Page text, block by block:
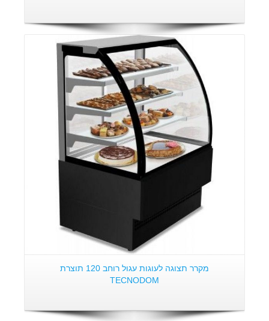
פרטים:
מקרר תצוגה לעוגות עגול רוחב 120 תוצרת
TECNODOM